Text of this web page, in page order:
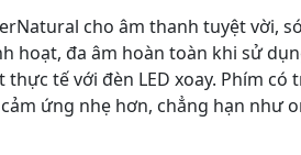
cho âm thanh tuyệt vời,
hoạt, đa âm hoàn toàn khi sử
tế với đèn LED xoay. Phím có
ứng nhẹ hơn, chẳng hạn như